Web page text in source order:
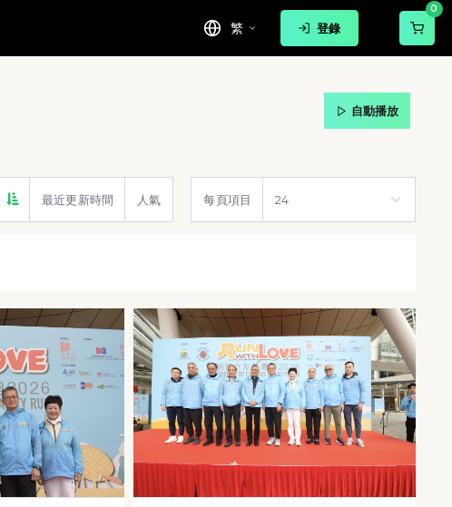
繁 登錄
0
自動播放
最近更新時間 人氣 每頁項目